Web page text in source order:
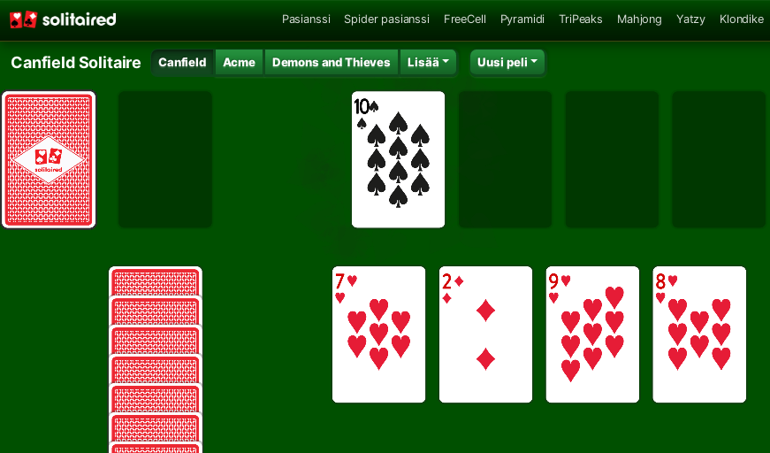
Pasianssi Spider pasianssi FreeCell Pyramidi TriPeaks Mahjong Yatzy Klondike
Canfield Solitaire Canfield Acme Demons and Thieves Lisää Uusi peli